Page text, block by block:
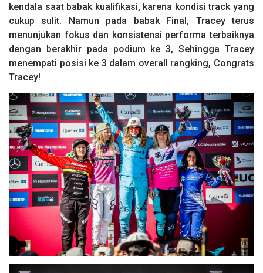
kendala saat babak kualifikasi, karena kondisi track yang
cukup sulit. Namun pada babak Final, Tracey terus
menunjukan fokus dan konsistensi performa terbaiknya
dengan berakhir pada podium ke 3, Sehingga Tracey
menempati posisi ke 3 dalam overall rangking, Congrats
Tracey!